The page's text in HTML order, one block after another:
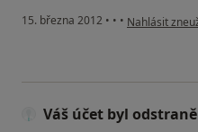
15. března 2012 • • • podle názoru
Nahlásit
Váš účet byl